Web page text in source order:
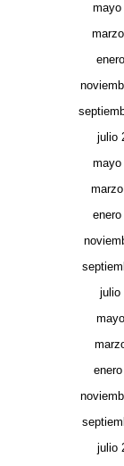
mayo
julio
mayo
julio
julio